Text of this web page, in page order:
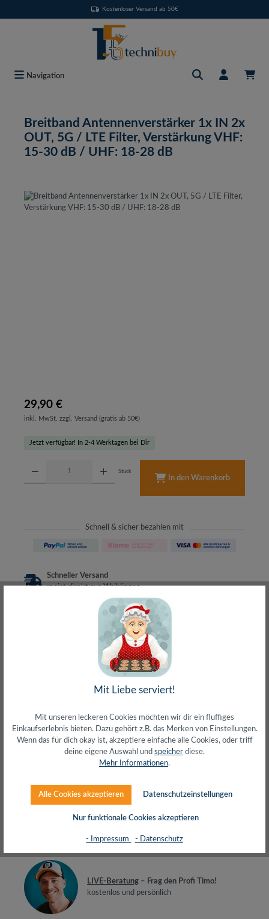
Kostenloser Versand ab 50€
Navigation
Breitband Antennenverstärker 1x IN 2x
OUT, 5G / LTE Filter, Verstärkung VHF:
15-30 dB / UHF: 18-28 dB
Bildergalerie überspringen
29,90 €
inkl. MwSt. zzgl. Versand (gratis ab 50€)
Jetzt verfügbar! In 2-4 Werktagen bei Dir
Stück
In den Warenkorb
Schnell & sicher bezahlen mit
Schneller Versand
meist direkt aus Waiblingen
30 Tage Rückgaberecht
ohne Risiko bestellen
– Frag den Profi!
kostenlos und persönlich
Über 20+ Jahre Erfahrung
wir wissen von was wir sprechen
Beschreibung
1x Eingang / 2x Ausgänge: 40–320 MHz + 470–694
MHz Einstellbare VHF-Verstärkung: 15–30
Herstellerinfos
LIVE-Beratung – Frag den Profi Timo!
kostenlos und persönlich
Mit Liebe serviert!
Mit unseren leckeren Cookies möchten wir dir ein fluffiges
Einkaufserlebnis bieten. Dazu gehört z.B. das Merken von Einstellungen.
Wenn das für dich okay ist, akzeptiere einfache alle Cookies, oder triff
deine eigene Auswahl und speicher diese.
Mehr Informationen.
Alle Cookies akzeptieren Datenschutzeinstellungen
Nur funktionale Cookies akzeptieren
- Impressum - Datenschutz